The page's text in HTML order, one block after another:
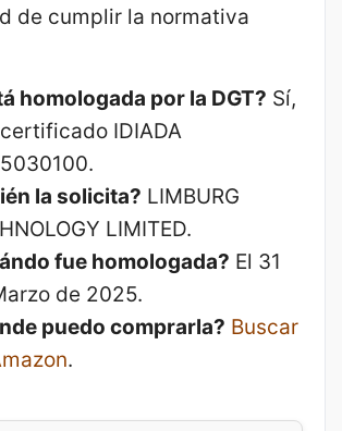
de cumplir la normativa
homologada por la DGT? Sí,
IDIADA
la solicita? LIMBURG
LIMITED.
fue homologada? El 31
de 2025.
puedo comprarla? Buscar
.